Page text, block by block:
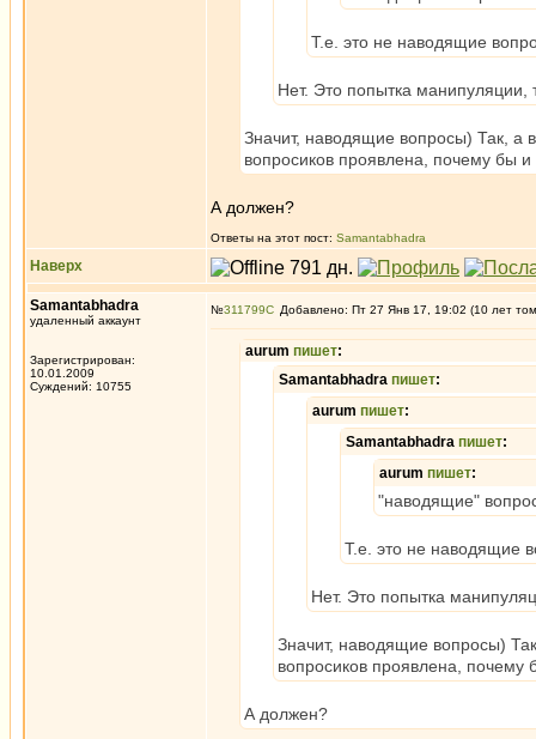
Т.е. это не наводящие
Нет. Это попытка манипуляции,
Значит, наводящие вопросы) Так, а
вопросиков проявлена, почему бы
А должен?
Ответы на этот пост: Samantabhadra
Наверх
Samantabhadra
удаленный аккаунт
Зарегистрирован:
10.01.2009
Суждений: 10755
№311799 Добавлено: Пт 27 Янв 17, 19:02 (10 лет
aurum пишет:
Samantabhadra пишет:
aurum пишет:
Samantabhadra пишет:
aurum пишет:
"наводящие"
Т.е. это не наводящие
Нет. Это попытка
Значит, наводящие вопросы)
вопросиков проявлена,
А должен?